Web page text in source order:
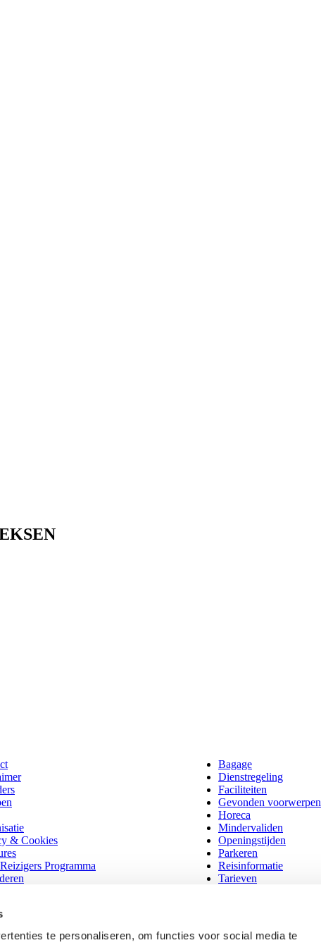
te personaliseren, om functies voor social media te
& Cookies
Programma
Bagage
Dienstregeling
Faciliteiten
Gevonden voorwerpen
Horeca
Mindervaliden
Openingstijden
Parkeren
Reisinformatie
Tarieven
Zoeken